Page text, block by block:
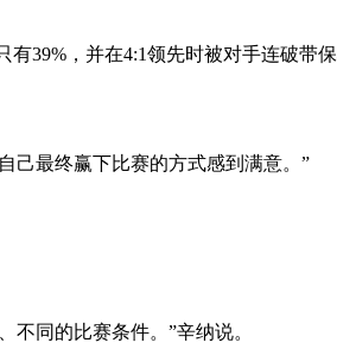
39%，并在4:1领先时被对手连破带
己最终赢下比赛的方式感到满意。”
同的比赛条件。”辛纳说。